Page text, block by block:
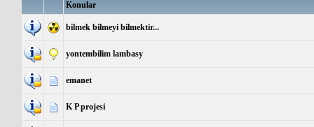
Konular
bilmek bilmeyi bilmektir...
yontembilim lambasy
emanet
K P projesi